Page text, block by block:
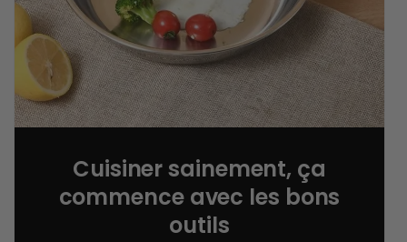
Cuisiner sainement, ça
commence avec les bons
outils